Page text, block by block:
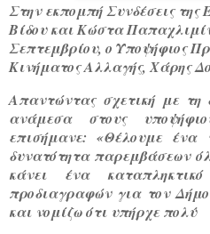
Στην εκπομπή Συνδέσεις της
Βίδου και Κώστα
Σεπτεμβρίου, ο Υποψήφιος
Κινήματος Αλλαγής, Χάρης
Aπαντώντας σχετική με τη
ανάμεσα στους
επισήμανε: «Θέλουμε ένα
δυνατότητα παρεμβάσεων
κάνει ένα
προδιαγραφών για τον
και νομίζω ότι υπήρχε πολύ